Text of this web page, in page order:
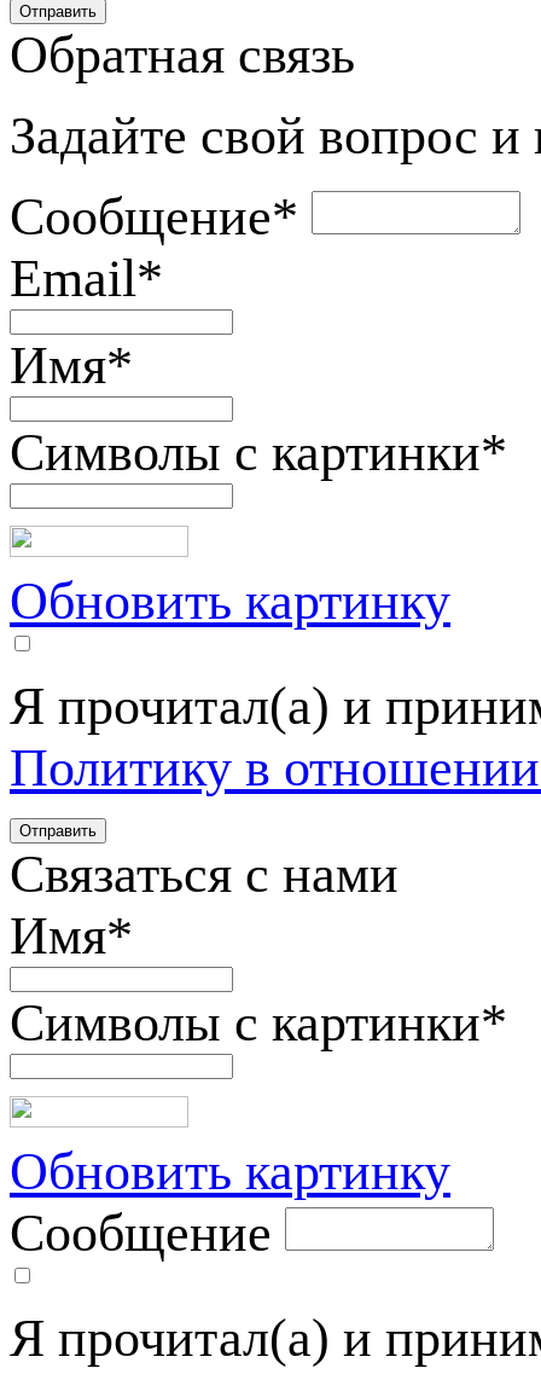
Обратная связь
Задайте свой вопрос
Сообщение*
Email*
Имя*
Символы с картинки*
Обновить картинку
Я прочитал(а) и
Политику в
Связаться с нами
Имя*
Символы с картинки*
Обновить картинку
Сообщение
Я прочитал(а) и